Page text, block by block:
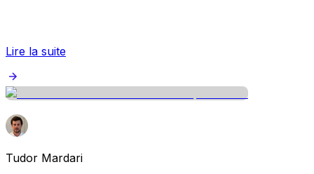
Lire la suite
Tudor Mardari